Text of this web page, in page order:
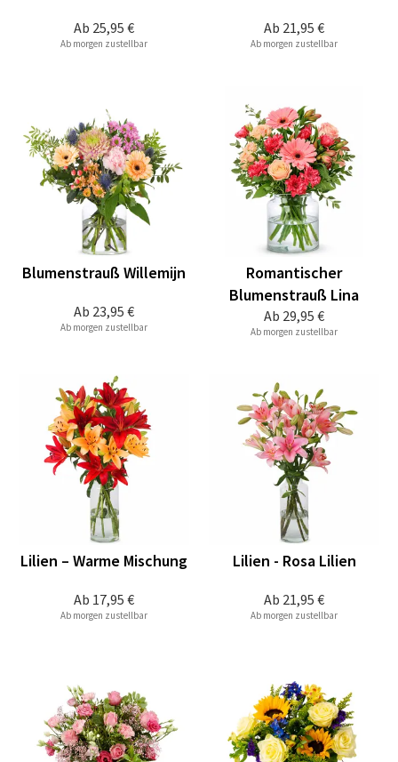
Ab 25,95 €
Ab morgen zustellbar
Ab 21,95 €
Ab morgen zustellbar
Ab 23,95 €
Blumenstrauß Willemijn
Ab morgen zustellbar
Ab 29,95 €
Romantischer
Blumenstrauß Lina
Ab morgen zustellbar
Ab 17,95 €
Lilien – Warme Mischung
Ab morgen zustellbar
Ab 21,95 €
Lilien - Rosa Lilien
Ab morgen zustellbar